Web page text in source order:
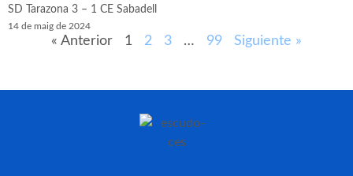
SD Tarazona 3 – 1 CE Sabadell
14 de maig de 2024
« Anterior 1 2 3 … 99 Siguiente »